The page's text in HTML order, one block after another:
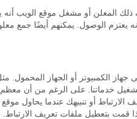
المعلن أو مشغل موقع الويب
يعتزم الوصول. يمكنهم أيضًا
الكمبيوتر أو الجهاز المحمول.
خدماتنا. على الرغم من أن معظم
أو تنبيهك عندما يحاول
بتعطيل ملفات تعريف الارتباط.